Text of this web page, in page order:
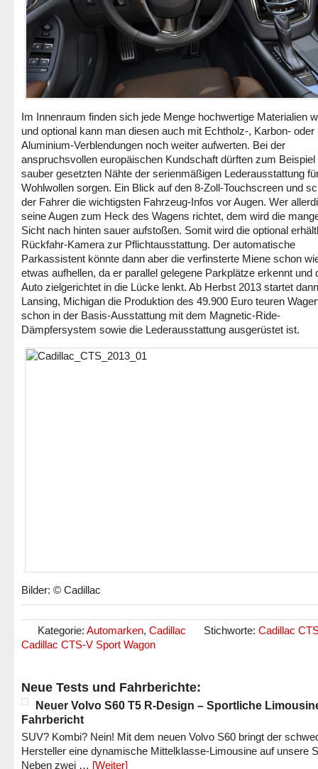
Im Innenraum finden sich jede Menge hochwertige Materialien
und optional kann man diesen auch mit Echtholz-, Karbon- oder
Aluminium-Verblendungen noch weiter aufwerten. Bei der
anspruchsvollen europäischen Kundschaft dürften zum Beispiel
sauber gesetzten Nähte der serienmäßigen Lederausstattung
Wohlwollen sorgen. Ein Blick auf den 8-Zoll-Touchscreen und
der Fahrer die wichtigsten Fahrzeug-Infos vor Augen. Wer
seine Augen zum Heck des Wagens richtet, dem wird die
Sicht nach hinten sauer aufstoßen. Somit wird die optional
Rückfahr-Kamera zur Pflichtausstattung. Der automatische
Parkassistent könnte dann aber die verfinsterte Miene schon
etwas aufhellen, da er parallel gelegene Parkplätze erkennt und
Auto zielgerichtet in die Lücke lenkt. Ab Herbst 2013 startet
Lansing, Michigan die Produktion des 49.900 Euro teuren
schon in der Basis-Ausstattung mit dem Magnetic-Ride-
Dämpfersystem sowie die Lederausstattung ausgerüstet ist.
Bilder: © Cadillac
Kategorie: Automarken, Cadillac Stichworte: Cadillac
Cadillac CTS-V Sport Wagon
Neue Tests und Fahrberichte:
Neuer Volvo S60 T5 R-Design – Sportliche
Fahrbericht
SUV? Kombi? Nein! Mit dem neuen Volvo S60 bringt der
Hersteller eine dynamische Mittelklasse-Limousine auf unsere
Neben zwei … [Weiter]